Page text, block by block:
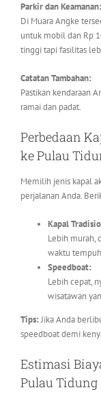
Parkir dan Keamanan:
Di Muara Angke
untuk mobil dan Rp
tinggi tapi fasilitas
Catatan Tambahan:
Pastikan kendaraan
ramai dan padat.
Perbedaan
ke Pulau
Memilih jenis kapal
perjalanan Anda.
Kapal
Lebih murah,
waktu
Speedboat:
Lebih cepat,
wisatawan
Tips:Jika Anda
speedboat demi
Estimasi
Pulau Tidung